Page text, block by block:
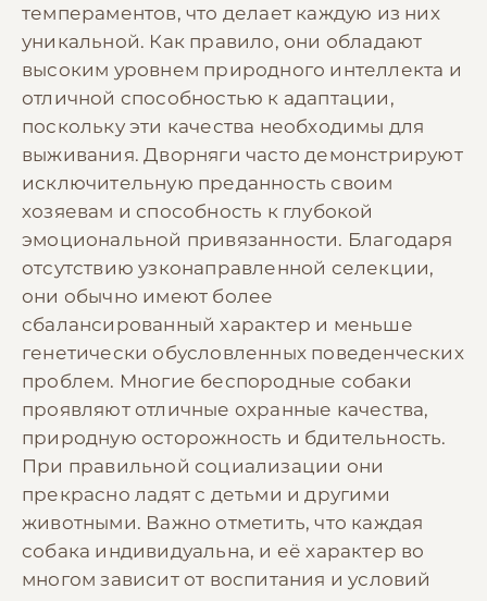
темпераментов, что делает каждую из них
уникальной. Как правило, они обладают
высоким уровнем природного интеллекта и
отличной способностью к адаптации,
поскольку эти качества необходимы для
выживания. Дворняги часто демонстрируют
исключительную преданность своим
хозяевам и способность к глубокой
эмоциональной привязанности. Благодаря
отсутствию узконаправленной селекции,
они обычно имеют более
сбалансированный характер и меньше
генетически обусловленных поведенческих
проблем. Многие беспородные собаки
проявляют отличные охранные качества,
природную осторожность и бдительность.
При правильной социализации они
прекрасно ладят с детьми и другими
животными. Важно отметить, что каждая
собака индивидуальна, и её характер во
многом зависит от воспитания и условий